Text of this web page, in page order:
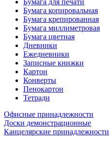
Бумага для печати
Бумага копировальная
Бумага крепированная
Бумага миллиметровая
Бумага цветная
Дневники
Ежедневники
Записные книжки
Картон
Конверты
Пенокартон
Тетради
Офисные принадлежности
Доски демонстрационные
Канцелярские принадлежности